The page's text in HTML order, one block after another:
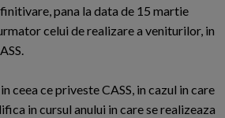
pana la data de 15 martie
celui de realizare a veniturilor, in
ceea ce priveste CASS, in cazul in care
in cursul anului in care se realizeaza